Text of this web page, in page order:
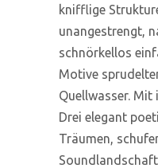
knifflige
unangestrengt,
schnörkellos
Motive
Quellwasser.
Drei elegant
Träumen,